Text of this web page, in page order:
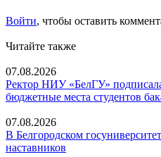
Войти, чтобы оставить
Читайте также
07.08.2026
Ректор НИУ «БелГУ»
бюджетные места студентов
07.08.2026
В Белгородском
наставников